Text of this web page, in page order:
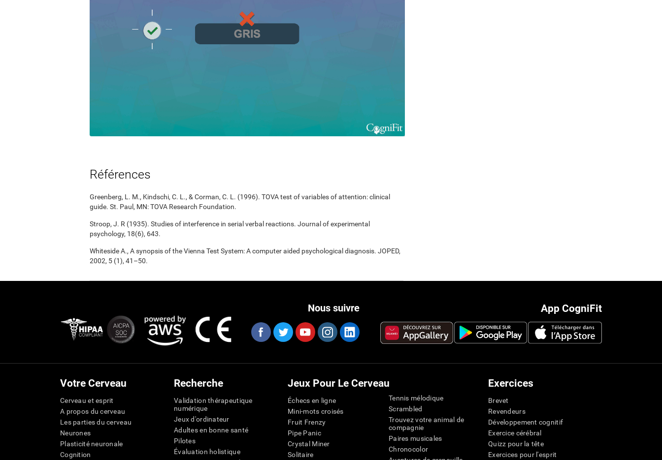
Références
Greenberg, L. M., Kindschi, C. L., & Corman, C. L. (1996). TOVA test of variables of attention: clinical
guide. St. Paul, MN: TOVA Research Foundation.
Stroop, J. R (1935). Studies of interference in serial verbal reactions. Journal of experimental
psychology, 18(6), 643.
Whiteside A., A synopsis of the Vienna Test System: A computer aided psychological diagnosis. JOPED,
2002, 5 (1), 41–50.
App CogniFit
Nous suivre
Votre Cerveau
Cerveau et esprit
A propos du cerveau
Les parties du cerveau
Neurones
Plasticité neuronale
Cognition
Recherche
Validation thérapeutique
numérique
Jeux d'ordinateur
Adultes en bonne santé
Pilotes
Évaluation holistique
Jeux Pour Le Cerveau
Échecs en ligne
Mini-mots croisés
Fruit Frenzy
Pipe Panic
Crystal Miner
Solitaire
Tennis mélodique
Scrambled
Trouvez votre animal de
compagnie
Paires musicales
Chronocolor
Exercices
Brevet
Revendeurs
Développement cognitif
Exercice cérébral
Quizz pour la tête
Exercices pour l'esprit